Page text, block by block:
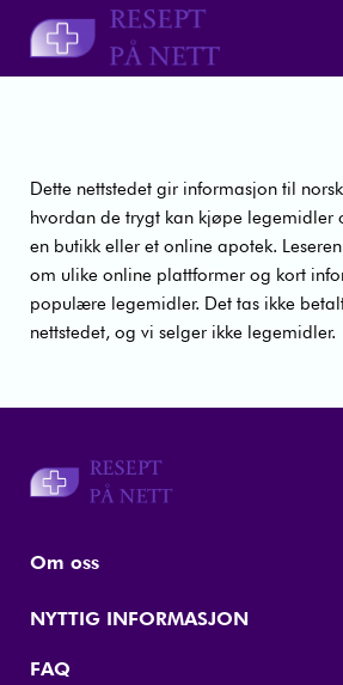
Dette nettstedet gir informasjon til
hvordan de trygt kan kjøpe legemidler
en butikk eller et online apotek.
om ulike online plattformer og kort
populære legemidler. Det tas ikke
nettstedet, og vi selger ikke legemidler.
Om oss
NYTTIG INFORMASJON
FAQ